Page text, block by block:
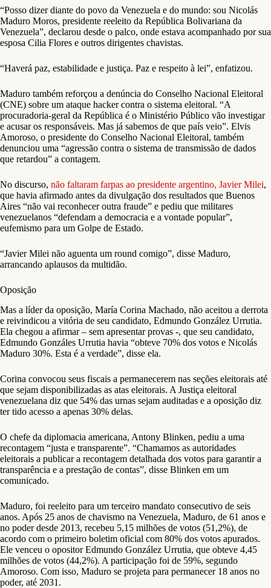
“Posso dizer diante do povo da Venezuela e do mundo: sou Nicolás
Maduro Moros, presidente reeleito da República Bolivariana da
Venezuela”, declarou desde o palco, onde estava acompanhado por sua
esposa Cilia Flores e outros dirigentes chavistas.
“Haverá paz, estabilidade e justiça. Paz e respeito à lei”, enfatizou.
Maduro também reforçou a denúncia do Conselho Nacional Eleitoral
(CNE) sobre um ataque hacker contra o sistema eleitoral. “A
procuradoria-geral da República é o Ministério Público vão investigar
e acusar os responsáveis. Mas já sabemos de que país veio”. Elvis
Amoroso, o presidente do Conselho Nacional Eleitoral, também
denunciou uma “agressão contra o sistema de transmissão de dados
que retardou” a contagem.
No discurso, não faltaram farpas ao presidente argentino, Javier Milei,
que havia afirmado antes da divulgação dos resultados que Buenos
Aires “não vai reconhecer outra fraude” e pediu que militares
venezuelanos “defendam a democracia e a vontade popular”,
eufemismo para um Golpe de Estado.
“Javier Milei não aguenta um round comigo”, disse Maduro,
arrancando aplausos da multidão.
Oposição
Mas a líder da oposição, María Corina Machado, não aceitou a derrota
e reivindicou a vitória de seu candidato, Edmundo González Urrutia.
Ela chegou a afirmar – sem apresentar provas -, que seu candidato,
Edmundo Gonzáles Urrutia havia “obteve 70% dos votos e Nicolás
Maduro 30%. Esta é a verdade”, disse ela.
Corina convocou seus fiscais a permanecerem nas seções eleitorais até
que sejam disponibilizadas as atas eleitorais. A Justiça eleitoral
venezuelana diz que 54% das urnas sejam auditadas e a oposição diz
ter tido acesso a apenas 30% delas.
O chefe da diplomacia americana, Antony Blinken, pediu a uma
recontagem “justa e transparente”. “Chamamos as autoridades
eleitorais a publicar a recontagem detalhada dos votos para garantir a
transparência e a prestação de contas”, disse Blinken em um
comunicado.
Maduro, foi reeleito para um terceiro mandato consecutivo de seis
anos. Após 25 anos de chavismo na Venezuela, Maduro, de 61 anos e
no poder desde 2013, recebeu 5,15 milhões de votos (51,2%), de
acordo com o primeiro boletim oficial com 80% dos votos apurados.
Ele venceu o opositor Edmundo González Urrutia, que obteve 4,45
milhões de votos (44,2%). A participação foi de 59%, segundo
Amoroso. Com isso, Maduro se projeta para permanecer 18 anos no
poder, até 2031.